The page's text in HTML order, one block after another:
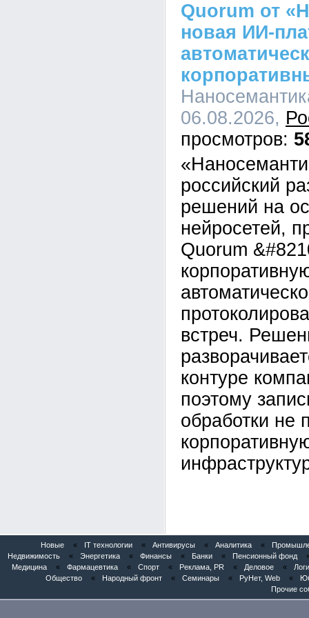
Quorum от
новая ИИ-
06.08.2026,
российский
решений на
нейросетей,
Quorum
встреч.
контуре
поэтому
обработки не
Новые « IT технологии « Антивирусы « Аналитика «
Недвижимость
« Энергетика « Финансы « Банки « Пенсионный фонд
Медицина
« Фармацевтика « Спорт « Реклама, PR « Деловое «
Общество
« Народный фронт « Семинары « РуНет, Web «
Прочие